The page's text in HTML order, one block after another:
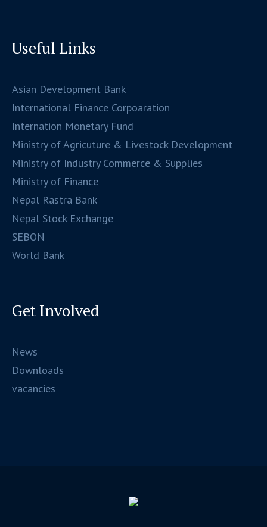
Useful Links
Asian Development Bank
International Finance Corpoaration
Internation Monetary Fund
Ministry of Agricuture & Livestock Development
Ministry of Industry Commerce & Supplies
Ministry of Finance
Nepal Rastra Bank
Nepal Stock Exchange
SEBON
World Bank
Get Involved
News
Downloads
vacancies